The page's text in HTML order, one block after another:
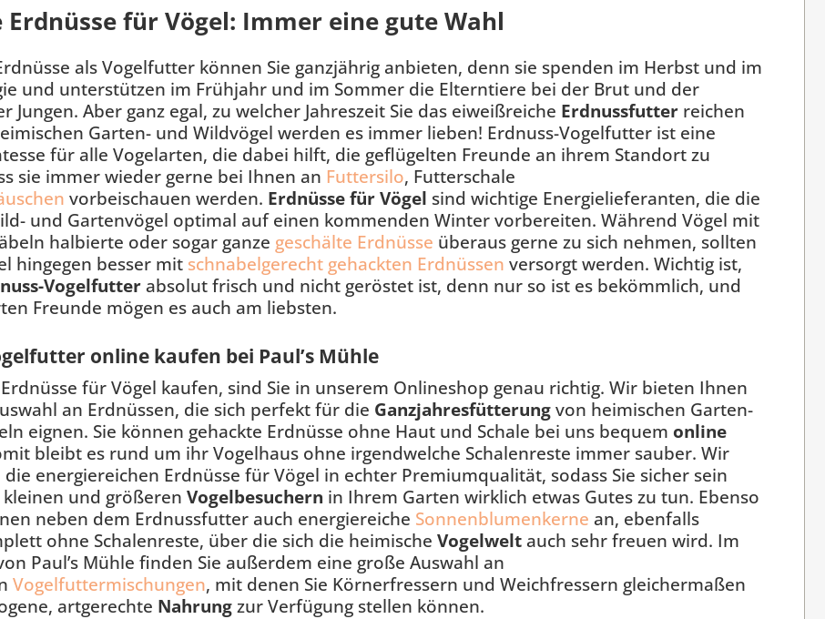
Erdnüsse für Vögel: Immer eine gute Wahl
als Vogelfutter können Sie ganzjährig anbieten, denn sie spenden im Herbst und im
und unterstützen im Frühjahr und im Sommer die Elterntiere bei der Brut und der
Jungen. Aber ganz egal, zu welcher Jahreszeit Sie das eiweißreiche Erdnussfutter reichen
Garten- und Wildvögel werden es immer lieben! Erdnuss-Vogelfutter ist eine
für alle Vogelarten, die dabei hilft, die geflügelten Freunde an ihrem Standort zu
sie immer wieder gerne bei Ihnen an Futtersilo, Futterschale
vorbeischauen werden. Erdnüsse für Vögel sind wichtige Energielieferanten, die die
und Gartenvögel optimal auf einen kommenden Winter vorbereiten. Während Vögel mit
halbierte oder sogar ganze geschälte Erdnüsse überaus gerne zu sich nehmen, sollten
hingegen besser mit schnabelgerecht gehackten Erdnüssen versorgt werden. Wichtig ist,
Vogelfutter absolut frisch und nicht geröstet ist, denn nur so ist es bekömmlich, und
Freunde mögen es auch am liebsten.
online kaufen bei Paul’s Mühle
für Vögel kaufen, sind Sie in unserem Onlineshop genau richtig. Wir bieten Ihnen
an Erdnüssen, die sich perfekt für die Ganzjahresfütterungvon heimischen Garten-
eignen. Sie können gehackte Erdnüsse ohne Haut und Schale bei uns bequem online
bleibt es rund um ihr Vogelhaus ohne irgendwelche Schalenreste immer sauber. Wir
energiereichen Erdnüsse für Vögel in echter Premiumqualität, sodass Sie sicher sein
und größeren Vogelbesuchern in Ihrem Garten wirklich etwas Gutes zu tun. Ebenso
neben dem Erdnussfutter auch energiereiche Sonnenblumenkerne an, ebenfalls
ohne Schalenreste, über die sich die heimische Vogelwelt auch sehr freuen wird. Im
Paul’s Mühle finden Sie außerdem eine große Auswahl an
Vogelfuttermischungen, mit denen Sie Körnerfressern und Weichfressern gleichermaßen
artgerechte Nahrungzur Verfügung stellen können.